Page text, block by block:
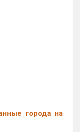
города на